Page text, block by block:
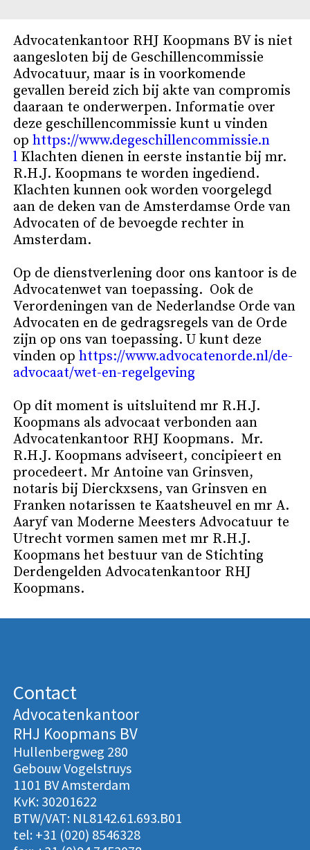
Advocatenkantoor RHJ Koopmans BV is niet
aangesloten bij de Geschillencommissie
Advocatuur, maar is in voorkomende
gevallen bereid zich bij akte van compromis
daaraan te onderwerpen. Informatie over
deze geschillencommissie kunt u vinden
op https://www.degeschillencommissie.n
lKlachten dienen in eerste instantie bij mr.
R.H.J. Koopmans te worden ingediend.
Klachten kunnen ook worden voorgelegd
aan de deken van de Amsterdamse Orde van
Advocaten of de bevoegde rechter in
Amsterdam.
Op de dienstverlening door ons kantoor is de
Advocatenwet van toepassing. Ook de
Verordeningen van de Nederlandse Orde van
Advocaten en de gedragsregels van de Orde
zijn op ons van toepassing. U kunt deze
vinden op https://www.advocatenorde.nl/de-
advocaat/wet-en-regelgeving
Op dit moment is uitsluitend mr R.H.J.
Koopmans als advocaat verbonden aan
Advocatenkantoor RHJ Koopmans. Mr.
R.H.J. Koopmans adviseert, concipieert en
procedeert. Mr Antoine van Grinsven,
notaris bij Dierckxsens, van Grinsven en
Franken notarissen te Kaatsheuvel en mr A.
Aaryf van Moderne Meesters Advocatuur te
Utrecht vormen samen met mr R.H.J.
Koopmans het bestuur van de Stichting
Derdengelden Advocatenkantoor RHJ
Koopmans.
Contact
Advocatenkantoor
RHJ Koopmans BV
Hullenbergweg 280
Gebouw Vogelstruys
1101 BV Amsterdam
KvK: 30201622
BTW/VAT: NL8142.61.693.B01
tel: +31 (020) 8546328